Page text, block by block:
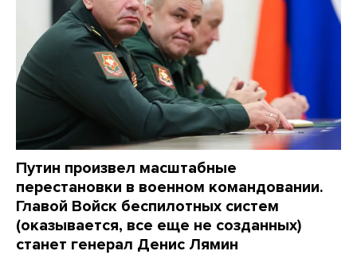
Путин произвел масштабные
перестановки в военном командовании.
Главой Войск беспилотных систем
(оказывается, все еще не созданных)
станет генерал Денис Лямин